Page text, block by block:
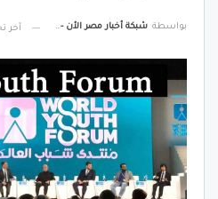
بواسطة شبكة أخبار مصر الأن - Egypt News Network Now آخر